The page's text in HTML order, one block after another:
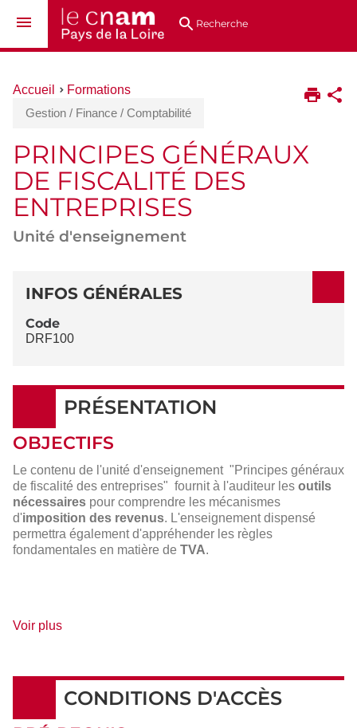
au
directsRecherche
Vous
ici :
Accueil
Formations
Gestion / Finance / Comptabilité
PRINCIPES GÉNÉRAUX
DE FISCALITÉ DES
ENTREPRISES
Unité d'enseignement
DÉTAILS
INFOS GÉNÉRALES
Code
DRF100
PRÉSENTATION
OBJECTIFS
Le contenu de l'unité d'enseignement "Principes généraux
de fiscalité des entreprises" fournit à l'auditeur les outils
nécessaires pour comprendre les mécanismes
d'imposition des revenus. L'enseignement dispensé
permettra également d'appréhender les règles
fondamentales en matière de TVA.
Voir plusde
CONDITIONS D'ACCÈS